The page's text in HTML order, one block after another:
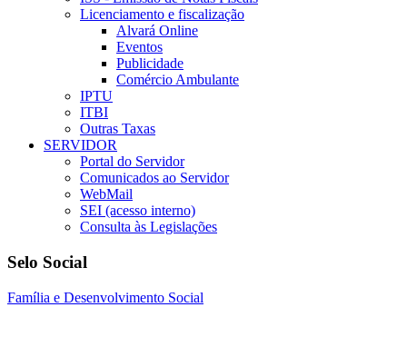
Licenciamento e fiscalização
Alvará Online
Eventos
Publicidade
Comércio Ambulante
IPTU
ITBI
Outras Taxas
SERVIDOR
Portal do Servidor
Comunicados ao Servidor
WebMail
SEI (acesso interno)
Consulta às Legislações
Selo Social
Família e Desenvolvimento Social